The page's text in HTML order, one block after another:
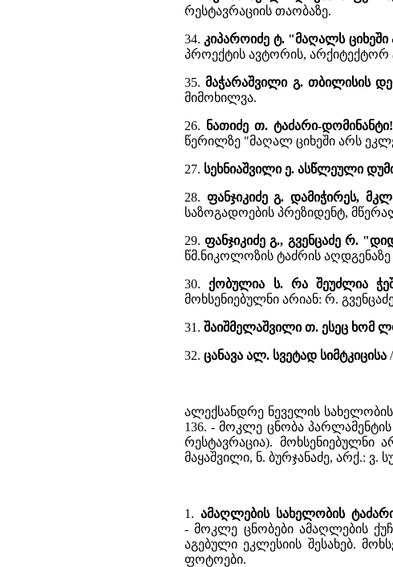
რესტავრაციის თაობაზე.
34. კიპაროიძე ტ. "მაღალს
პროექტის ავტორის, არქიტექტორ
35.მაჭარაშვილი გ. თბილისის
მიმოხილვა.
26. ნათიძე თ. ტაძარი-დომინანტი!
წერილზე "მაღალ ციხეში არს
27. სეხნიაშვილი ე. ასწლეული
28. ფანჯიკიძე გ. დამიჭირეს,
საზოგადოების პრეზიდენტ,
29.ფანჯიკიძე გ., გვენცაძე რ.
წმ.ნიკოლოზის ტაძრის
30. ქობულია ს. რა შეუძლია
მოხსენიებულნი არიან: რ.
31. შაიშმელაშვილი თ. ესეც ხომ
32. ცანავა ალ. სვეტად სიმტკიცისა
ალექსანდრე ნეველის
136. - მოკლე ცნობა
რესტავრაცია).
მაყაშვილი, ნ. ბურჯანაძე, არქ.: ვ.
1.ამაღლების სახელობის
- მოკლე ცნობები ამაღლების
აგებული ეკლესიის შესახებ.
ფოტოები.